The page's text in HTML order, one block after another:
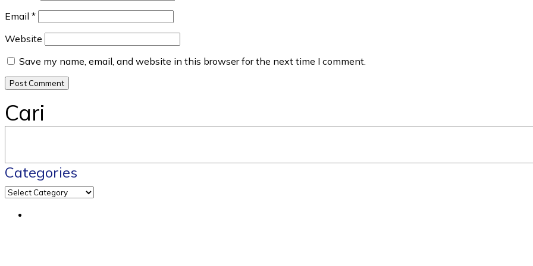
Email *
Website
Save my name, email, and website in this browser for the next time I comment.
Cari
Categories